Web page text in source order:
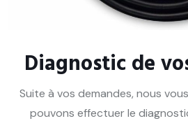
Diagnostic de
Suite à vos demandes, nous
pouvons effectuer le